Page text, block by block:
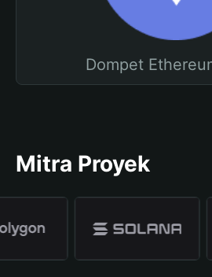
Dompet
Mitra Proyek